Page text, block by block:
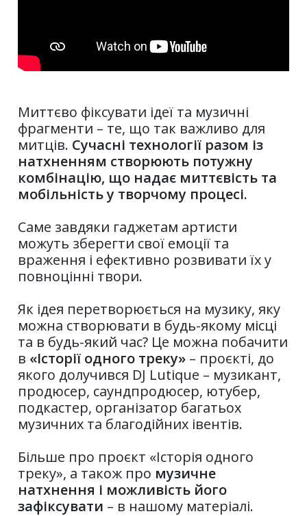
Миттєво фіксувати ідеї та музичні
фрагменти – те, що так важливо для
митців. Сучасні технології разом із
натхненням створюють потужну
комбінацію, що надає миттєвість та
мобільність у творчому процесі.
Саме завдяки гаджетам артисти
можуть зберегти свої емоції та
враження і ефективно розвивати їх у
повноцінні твори.
Як ідея перетворюється на музику, яку
можна створювати в будь-якому місці
та в будь-який час? Це можна побачити
в «Історії одного треку» – проєкті, до
якого долучився DJ Lutique – музикант,
продюсер, саундпродюсер, ютубер,
подкастер, організатор багатьох
музичних та благодійних івентів.
Більше про проєкт «Історія одного
треку», а також про музичне
натхнення і можливість його
зафіксувати – в нашому матеріалі.